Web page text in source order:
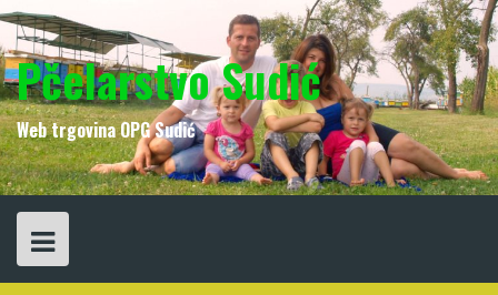
Skip
to
content
Pčelarstvo Sudić
Web trgovina OPG Sudić